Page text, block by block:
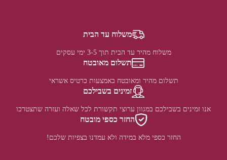
משלוח עד הבית
משלוח מהיר עד הבית תוך 3-5 ימי עסקים
תשלום מאובטח
תשלום מהיר ומאובטח באמצעות כרטיס אשראי
זמינים בשבילכם
אנו זמינים בשבילכם במגוון ערוצי תקשורת לכל שאלה ועזרה שתצטרכו
החזר כספי מובטח
החזר כספי מלא במידה ולא עמדנו בצפיות שלכם!